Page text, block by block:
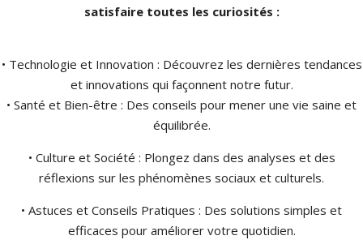
satisfaire toutes les curiosités :
• Technologie et Innovation : Découvrez les dernières tendances
et innovations qui façonnent notre futur.
• Santé et Bien-être : Des conseils pour mener une vie saine et
équilibrée.
• Culture et Société : Plongez dans des analyses et des
réflexions sur les phénomènes sociaux et culturels.
• Astuces et Conseils Pratiques : Des solutions simples et
efficaces pour améliorer votre quotidien.